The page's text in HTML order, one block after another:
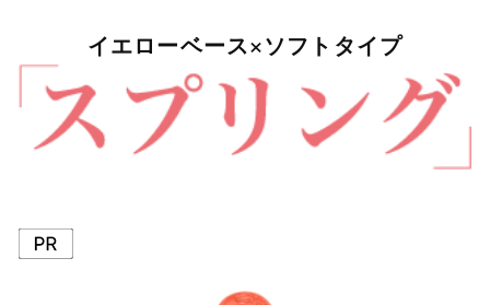
イエローベース×ソフトタイプ